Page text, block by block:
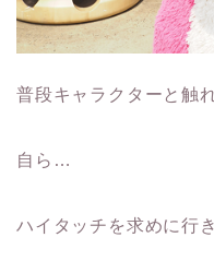
普段キャラクターと触
自ら…
ハイタッチを求めに行